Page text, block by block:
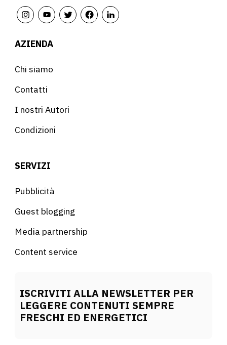
AZIENDA
Chi siamo
Contatti
I nostri Autori
Condizioni
SERVIZI
Pubblicità
Guest blogging
Media partnership
Content service
ISCRIVITI ALLA NEWSLETTER PER
LEGGERE CONTENUTI SEMPRE
FRESCHI ED ENERGETICI